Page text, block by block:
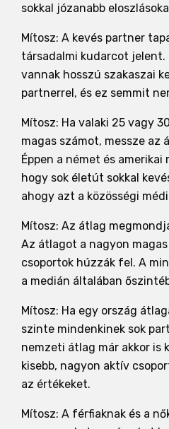
sokkal józanabb
Mítosz: A kevés partner
társadalmi kudarcot jelent.
vannak hosszú szakaszai
partnerrel, és ez semmit
Mítosz: Ha valaki 25 vagy
magas számot, messze az
Éppen a német és
hogy sok életút sokkal
ahogy azt a közösségi
Mítosz: Az átlag
Az átlagot a nagyon
csoportok húzzák fel. A
a medián általában
Mítosz: Ha egy ország
szinte mindenkinek sok
nemzeti átlag már akkor is
kisebb, nagyon aktív
az értékeket.
Mítosz: A férfiaknak és a